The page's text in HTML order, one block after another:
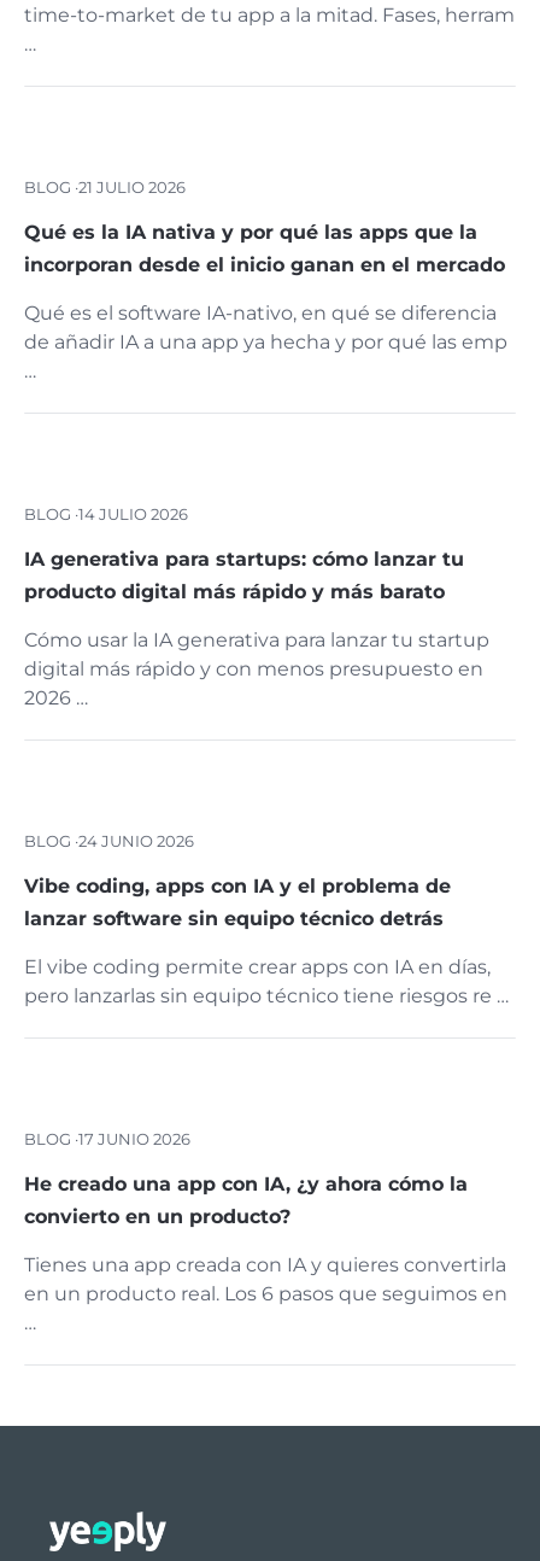
time-to-market de tu app a la mitad. Fases, herram
…
BLOG ·21 JULIO 2026
Qué es la IA nativa y por qué las apps que la
incorporan desde el inicio ganan en el mercado
Qué es el software IA-nativo, en qué se diferencia
de añadir IA a una app ya hecha y por qué las emp
…
BLOG ·14 JULIO 2026
IA generativa para startups: cómo lanzar tu
producto digital más rápido y más barato
Cómo usar la IA generativa para lanzar tu startup
digital más rápido y con menos presupuesto en
2026 …
BLOG ·24 JUNIO 2026
Vibe coding, apps con IA y el problema de
lanzar software sin equipo técnico detrás
El vibe coding permite crear apps con IA en días,
pero lanzarlas sin equipo técnico tiene riesgos re …
BLOG ·17 JUNIO 2026
He creado una app con IA, ¿y ahora cómo la
convierto en un producto?
Tienes una app creada con IA y quieres convertirla
en un producto real. Los 6 pasos que seguimos en
…